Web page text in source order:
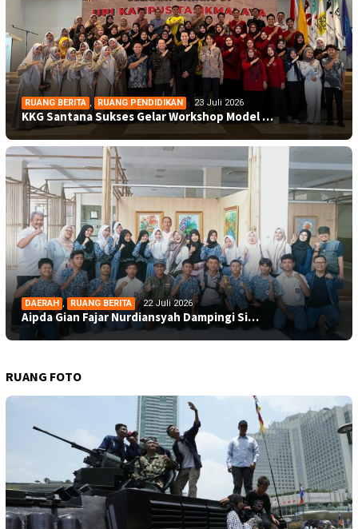
RUANG BERITA , RUANG PENDIDIKAN 23 Juli 2026
KKG Santana Sukses Gelar Workshop Model …
DAERAH , RUANG BERITA 22 Juli 2026
Aipda Gian Fajar Nurdiansyah Dampingi Si…
RUANG FOTO